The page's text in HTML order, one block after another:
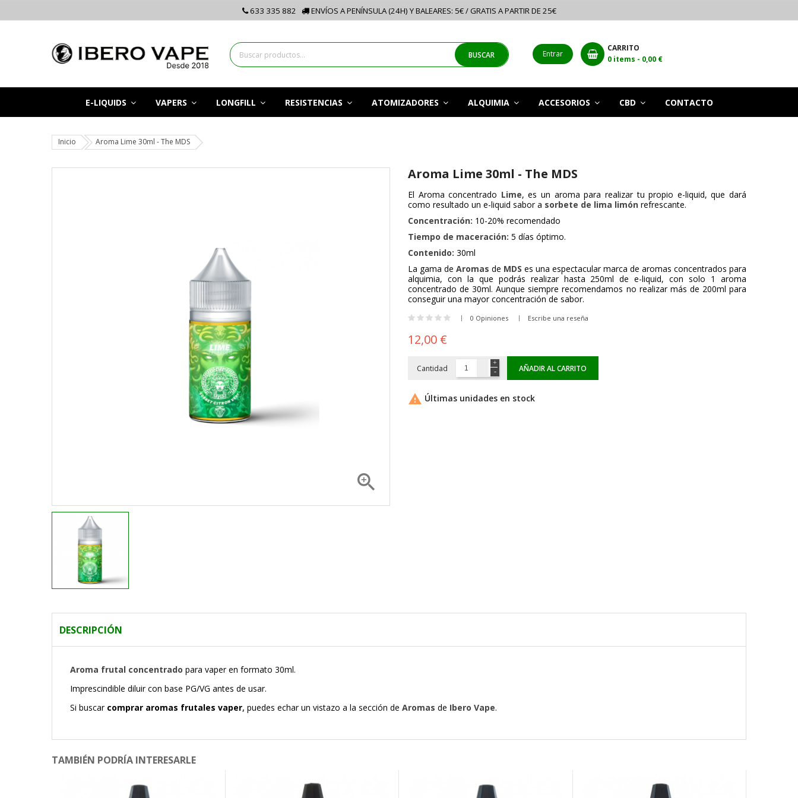
633 335 882 ENVÍOS A PENÍNSULA (24H) Y BALEARES: 5€ / GRATIS A PARTIR DE 25€
BUSCAR Entrar
CARRITO
0 items - 0,00 €
E-LIQUIDS VAPERS LONGFILL RESISTENCIAS ATOMIZADORES ALQUIMIA ACCESORIOS CBD CONTACTO
Inicio Aroma Lime 30ml - The MDS

Aroma Lime 30ml - The MDS
El Aroma concentrado Lime, es un aroma para realizar tu propio e-liquid, que dará
como resultado un e-liquid sabor a sorbete de lima limón refrescante.
Concentración: 10-20% recomendado
Tiempo de maceración: 5 días óptimo.
Contenido: 30ml
La gama de Aromas de MDS es una espectacular marca de aromas concentrados para
alquimia, con la que podrás realizar hasta 250ml de e-liquid, con solo 1 aroma
concentrado de 30ml. Aunque siempre recomendamos no realizar más de 200ml para
conseguir una mayor concentración de sabor.
0 Opiniones Escribe una reseña
12,00 €
Cantidad AÑADIR AL CARRITO
 Últimas unidades en stock
DESCRIPCIÓN
Aroma frutal concentrado para vaper en formato 30ml.
Imprescindible diluir con base PG/VG antes de usar.
Si buscar comprar aromas frutales vaper, puedes echar un vistazo a la sección de Aromas de Ibero Vape.
TAMBIÉN PODRÍA INTERESARLE